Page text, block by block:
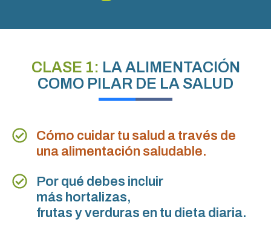
CLASE 1: LA ALIMENTACIÓN
COMO PILAR DE LA SALUD
Cómo cuidar tu salud a través de
una alimentación saludable.
Por qué debes incluir
más hortalizas,
frutas y verduras en tu dieta diaria.